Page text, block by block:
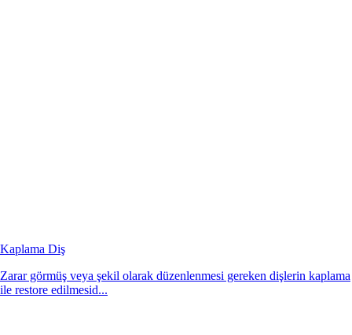
Kaplama Diş
Zarar görmüş veya şekil olarak düzenlenmesi gereken dişlerin kaplama
ile restore edilmesid...